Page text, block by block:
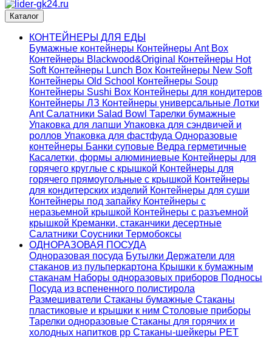
Каталог
КОНТЕЙНЕРЫ ДЛЯ ЕДЫ
Бумажные контейнеры Контейнеры Ant Box
Контейнеры Blackwood&Original
Контейнеры Hot
Soft Контейнеры Lunch Box Контейнеры New Soft
Контейнеры Old School Контейнеры Soup
Контейнеры Sushi Box Контейнеры для кондитеров
Контейнеры ЛЗ Контейнеры универсальные Лотки
AntСалатники Salad Bowl Тарелки бумажные
Упаковка для лапши Упаковка для сэндвичей и
роллов Упаковка для фастфуда Одноразовые
контейнеры Банки суповые Ведра герметичные
Касалетки, формы алюминиевые Контейнеры для
горячего круглые с крышкой Контейнеры для
горячего прямоугольные с крышкой Контейнеры
для кондитерских изделий Контейнеры для суши
Контейнеры под запайку Контейнеры с
неразьемной крышкой Контейнеры с разъемной
крышкой Креманки, стаканчики десертные
Салатники Соусники Термобоксы
ОДНОРАЗОВАЯ ПОСУДА
Одноразовая посуда Бутылки Держатели для
стаканов из пульперкартона Крышки к бумажным
стаканам Наборы одноразовых приборов Подносы
Посуда из вспененного полистирола
Размешиватели Стаканы бумажные Стаканы
пластиковые и крышки к ним Столовые приборы
Тарелки одноразовые Стаканы для горячих и
холодных напитков pp Стаканы-шейкеры PET